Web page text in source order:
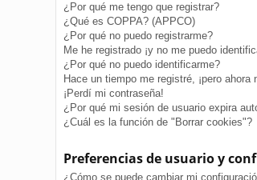
¿Por qué me tengo que registrar?
¿Qué es COPPA? (APPCO)
¿Por qué no puedo registrarme?
Me he registrado ¡y no me puedo
¿Por qué no puedo identificarme?
Hace un tiempo me registré, ¡pero ahora
¡Perdí mi contraseña!
¿Por qué mi sesión de usuario expira
¿Cuál es la función de "Borrar cookies"?
Preferencias de usuario y
¿Cómo se puede cambiar mi